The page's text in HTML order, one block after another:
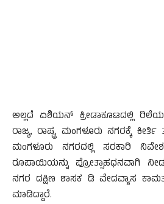
ಅಲ್ಲದೆ ಏಶಿಯನ್ ಕ್ರೀಡಾಕೂಟದಲ್ಲಿ
ರಾಜ್ಯ, ರಾಷ್ಟ್ರ, ಮಂಗಳೂರು ನಗರಕ್ಕೆ
ಮಂಗಳೂರು ನಗರದಲ್ಲಿ ಸರಕಾರಿ
ರೂಪಾಯಿಯನ್ನು ಪ್ರೋತ್ಸಾಹಧನವಾಗಿ
ನಗರ ದಕ್ಷಿಣ ಶಾಸಕ ಡಿ ವೇದವ್ಯಾಸ
ಮಾಡಿದ್ದಾರೆ.